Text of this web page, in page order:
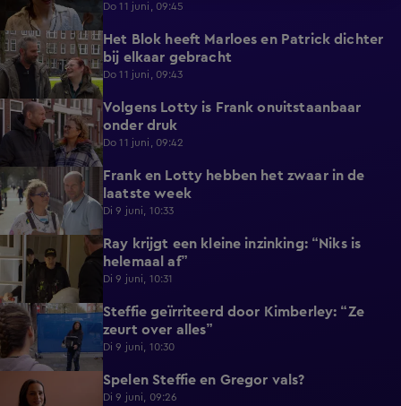
Do 11 juni, 09:45
1:25
Het Blok heeft Marloes en Patrick dichter
bij elkaar gebracht
Do 11 juni, 09:43
0:57
Volgens Lotty is Frank onuitstaanbaar
onder druk
Do 11 juni, 09:42
1:04
Frank en Lotty hebben het zwaar in de
laatste week
Di 9 juni, 10:33
0:46
Ray krijgt een kleine inzinking: “Niks is
helemaal af”
Di 9 juni, 10:31
1:09
Steffie geïrriteerd door Kimberley: “Ze
zeurt over alles”
Di 9 juni, 10:30
0:48 Spelen Steffie en Gregor vals?
Di 9 juni, 09:26